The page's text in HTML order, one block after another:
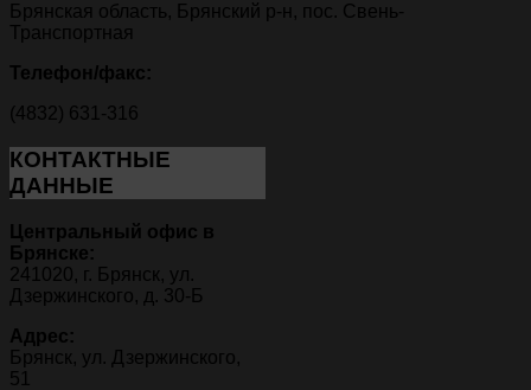
Брянская область, Брянский р-н, пос. Свень-
Транспортная
Телефон/факс:
(4832) 631-316
КОНТАКТНЫЕ
ДАННЫЕ
Центральный офис в
Брянске:
241020, г. Брянск, ул.
Дзержинского, д. 30-Б
Адрес:
Брянск, ул. Дзержинского,
51